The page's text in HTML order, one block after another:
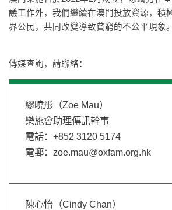
議工作外，我們繼續在澳門投放資源，積
界公民，共同改變導致貧窮的不公平現象。
傳媒查詢，請聯絡：
繆曉彤（Zoe Mau）
樂施會助理傳訊幹事
電話：+852 3120 5174
電郵： zoe.mau@oxfam.org.hk
陳心怡（Cindy Chan）